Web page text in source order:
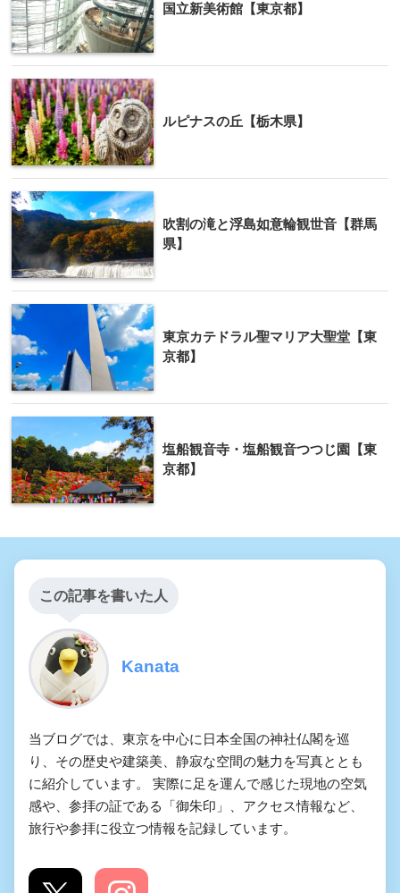
国立新美術館【東京都】
ルピナスの丘【栃木県】
吹割の滝と浮島如意輪観世音【群馬
県】
東京カテドラル聖マリア大聖堂【東
京都】
塩船観音寺・塩船観音つつじ園【東
京都】
この記事を書いた人
Kanata
当ブログでは、東京を中心に日本全国の神社仏閣を巡
り、その歴史や建築美、静寂な空間の魅力を写真ととも
に紹介しています。 実際に足を運んで感じた現地の空気
感や、参拝の証である「御朱印」、アクセス情報など、
旅行や参拝に役立つ情報を記録しています。